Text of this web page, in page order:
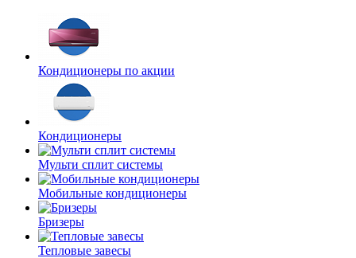
Кондиционеры по акции
Кондиционеры
Мульти сплит системы
Мобильные кондиционеры
Бризеры
Тепловые завесы